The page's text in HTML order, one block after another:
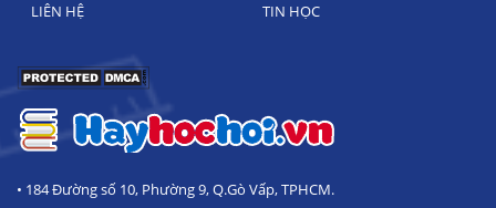
LIÊN HỆ TIN HỌC
• 184 Đường số 10, Phường 9, Q.Gò Vấp, TPHCM.